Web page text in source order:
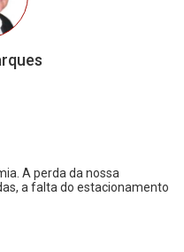
A perda da nossa
a falta do estacionamento